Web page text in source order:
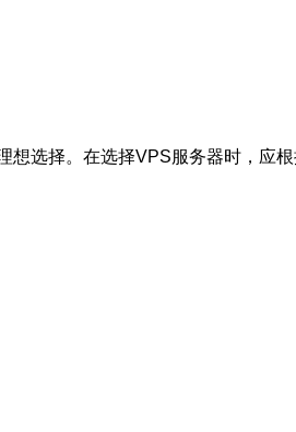
选择。在选择VPS服务器时，应